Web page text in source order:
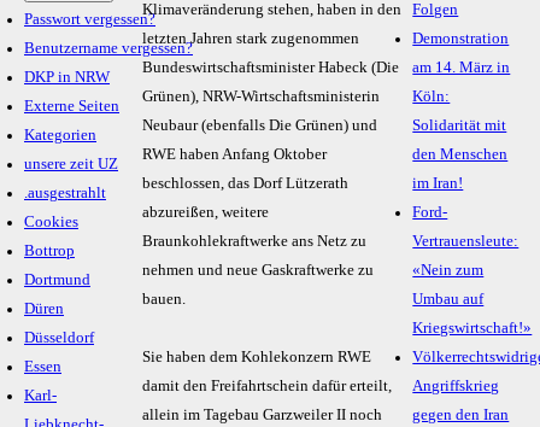
Passwort vergessen?
Benutzername vergessen?
DKP in NRW
Externe Seiten
Kategorien
unsere zeit UZ
.ausgestrahlt
Cookies
Bottrop
Dortmund
Düren
Düsseldorf
Essen
Karl-
Klimaveränderung stehen, haben in den
letzten Jahren stark zugenommen
Bundeswirtschaftsminister Habeck (Die
Grünen), NRW-Wirtschaftsministerin
Neubaur (ebenfalls Die Grünen) und
RWE haben Anfang Oktober
beschlossen, das Dorf Lützerath
abzureißen, weitere
Braunkohlekraftwerke ans Netz zu
nehmen und neue Gaskraftwerke zu
bauen.
Sie haben dem Kohlekonzern RWE
damit den Freifahrtschein dafür erteilt,
allein im Tagebau Garzweiler II noch
Folgen
Demonstration
am 14. März in
Köln:
Solidarität mit
den Menschen
im Iran!
Ford-
Vertrauensleute:
«Nein zum
Umbau auf
Kriegswirtschaft!»
Angriffskrieg
gegen den Iran